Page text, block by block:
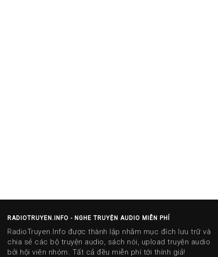
RADIOTRUYEN.INFO - NGHE TRUYỆN AUDIO MIỄN PHÍ
RadioTruyen.Info được thành lập nhằm mục đích lưu trữ và
chia sẻ các bộ truyện audio, sách nói, upload truyện audio
bởi hội viên nhóm. Tất cả đều miễn phí tới thính giả!